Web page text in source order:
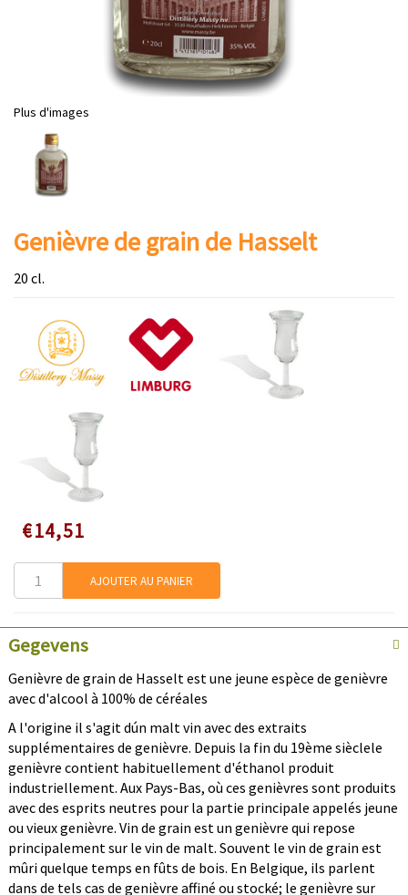
Plus d'images
Genièvre de grain de Hasselt
20 cl.
Speciale
prijs
€14,51
AJOUTER AU PANIER
Gegevens
Genièvre de grain de Hasselt est une jeune espèce de genièvre
avec d'alcool à 100% de céréales
A l'origine il s'agit dún malt vin avec des extraits
supplémentaires de genièvre. Depuis la fin du 19ème sièclele
genièvre contient habituellement d'éthanol produit
industriellement. Aux Pays-Bas, où ces genièvres sont produits
avec des esprits neutres pour la partie principale appelés jeune
ou vieux genièvre. Vin de grain est un genièvre qui repose
principalement sur le vin de malt. Souvent le vin de grain est
mûri quelque temps en fûts de bois. En Belgique, ils parlent
dans de tels cas de genièvre affiné ou stocké; le genièvre sur